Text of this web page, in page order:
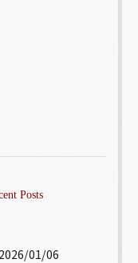
Posts
2026/01/06